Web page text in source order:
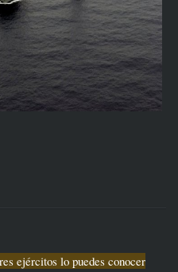
ejércitos lo puedes conocer